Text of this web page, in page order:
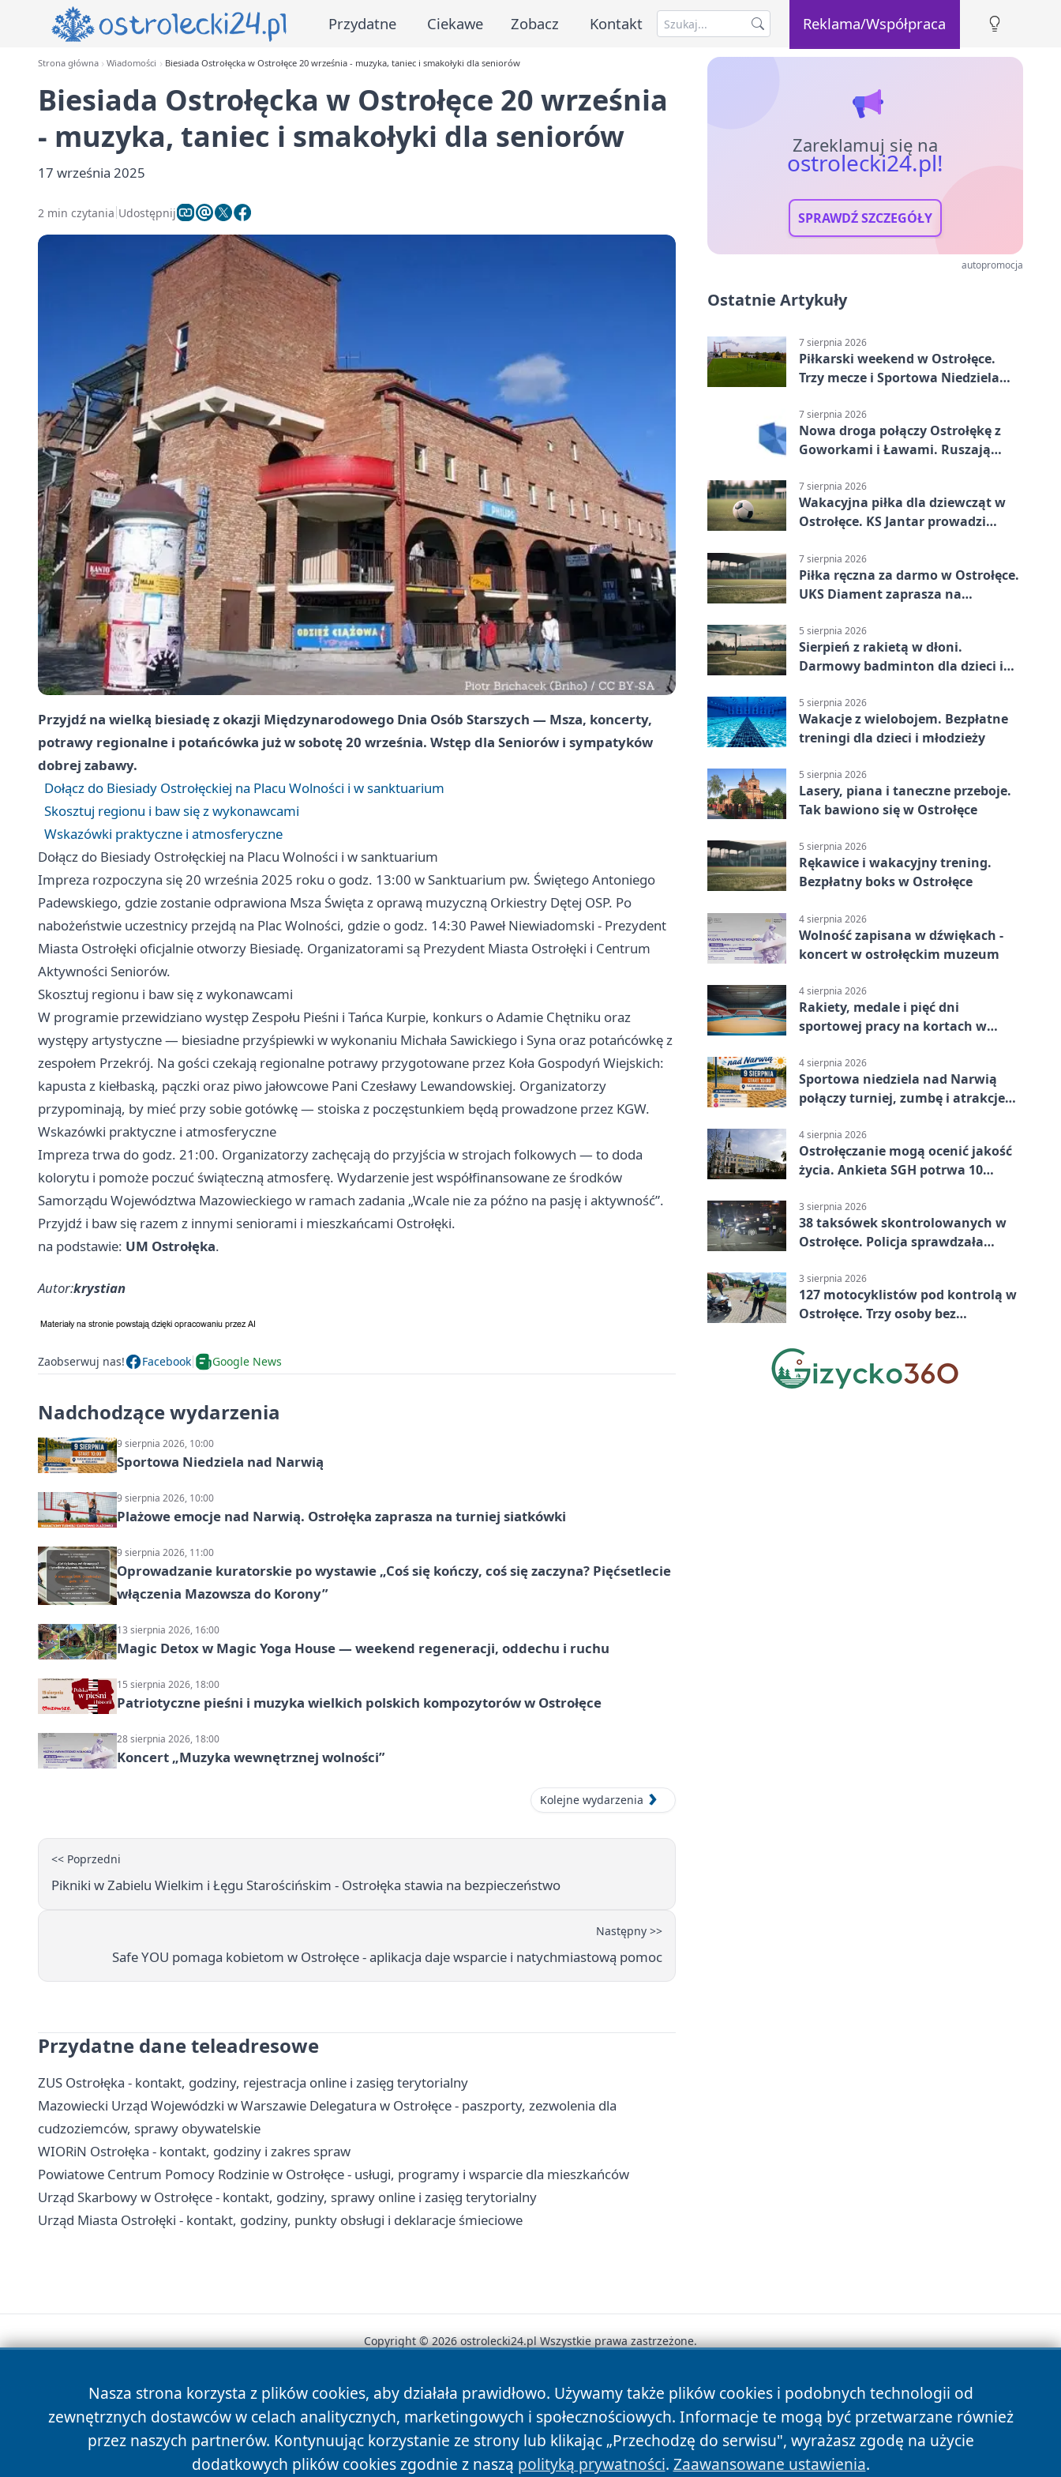
Przydatne Ciekawe Zobacz Kontakt Reklama/Współpraca
Strona główna Wiadomości Biesiada Ostrołęcka w Ostrołęce 20 września - muzyka, taniec i smakołyki dla seniorów
Biesiada Ostrołęcka w Ostrołęce 20 września
- muzyka, taniec i smakołyki dla seniorów
17 września 2025
2 min czytania Udostępnij
Przyjdź na wielką biesiadę z okazji Międzynarodowego Dnia Osób Starszych — Msza, koncerty,
potrawy regionalne i potańcówka już w sobotę 20 września. Wstęp dla Seniorów i sympatyków
dobrej zabawy.
Dołącz do Biesiady Ostrołęckiej na Placu Wolności i w sanktuarium
Skosztuj regionu i baw się z wykonawcami
Wskazówki praktyczne i atmosferyczne
Dołącz do Biesiady Ostrołęckiej na Placu Wolności i w sanktuarium
Impreza rozpoczyna się 20 września 2025 roku o godz. 13:00 w Sanktuarium pw. Świętego Antoniego
Padewskiego, gdzie zostanie odprawiona Msza Święta z oprawą muzyczną Orkiestry Dętej OSP. Po
nabożeństwie uczestnicy przejdą na Plac Wolności, gdzie o godz. 14:30 Paweł Niewiadomski - Prezydent
Miasta Ostrołęki oficjalnie otworzy Biesiadę. Organizatorami są Prezydent Miasta Ostrołęki i Centrum
Aktywności Seniorów.
Skosztuj regionu i baw się z wykonawcami
W programie przewidziano występ Zespołu Pieśni i Tańca Kurpie, konkurs o Adamie Chętniku oraz
występy artystyczne — biesiadne przyśpiewki w wykonaniu Michała Sawickiego i Syna oraz potańcówkę z
zespołem Przekrój. Na gości czekają regionalne potrawy przygotowane przez Koła Gospodyń Wiejskich:
kapusta z kiełbaską, pączki oraz piwo jałowcowe Pani Czesławy Lewandowskiej. Organizatorzy
przypominają, by mieć przy sobie gotówkę — stoiska z poczęstunkiem będą prowadzone przez KGW.
Wskazówki praktyczne i atmosferyczne
Impreza trwa do godz. 21:00. Organizatorzy zachęcają do przyjścia w strojach folkowych — to doda
kolorytu i pomoże poczuć świąteczną atmosferę. Wydarzenie jest współfinansowane ze środków
Samorządu Województwa Mazowieckiego w ramach zadania „Wcale nie za późno na pasję i aktywność”.
Przyjdź i baw się razem z innymi seniorami i mieszkańcami Ostrołęki.
na podstawie: UM Ostrołęka.
Autor:krystian
Zaobserwuj nas! Facebook Google News
Nadchodzące wydarzenia
9 sierpnia 2026, 10:00
Sportowa Niedziela nad Narwią
9 sierpnia 2026, 10:00
Plażowe emocje nad Narwią. Ostrołęka zaprasza na turniej siatkówki
9 sierpnia 2026, 11:00
Oprowadzanie kuratorskie po wystawie „Coś się kończy, coś się zaczyna? Pięćsetlecie
włączenia Mazowsza do Korony”
13 sierpnia 2026, 16:00
Magic Detox w Magic Yoga House — weekend regeneracji, oddechu i ruchu
15 sierpnia 2026, 18:00
Patriotyczne pieśni i muzyka wielkich polskich kompozytorów w Ostrołęce
28 sierpnia 2026, 18:00
Koncert „Muzyka wewnętrznej wolności”
Kolejne wydarzenia
<< Poprzedni
Pikniki w Zabielu Wielkim i Łęgu Starościńskim - Ostrołęka stawia na bezpieczeństwo
Następny >>
Safe YOU pomaga kobietom w Ostrołęce - aplikacja daje wsparcie i natychmiastową pomoc
Przydatne dane teleadresowe
ZUS Ostrołęka - kontakt, godziny, rejestracja online i zasięg terytorialny
Mazowiecki Urząd Wojewódzki w Warszawie Delegatura w Ostrołęce - paszporty, zezwolenia dla
cudzoziemców, sprawy obywatelskie
WIORiN Ostrołęka - kontakt, godziny i zakres spraw
Powiatowe Centrum Pomocy Rodzinie w Ostrołęce - usługi, programy i wsparcie dla mieszkańców
Urząd Skarbowy w Ostrołęce - kontakt, godziny, sprawy online i zasięg terytorialny
Urząd Miasta Ostrołęki - kontakt, godziny, punkty obsługi i deklaracje śmieciowe
Zareklamuj się na
ostrolecki24.pl!
SPRAWDŹ SZCZEGÓŁY
autopromocja
Ostatnie Artykuły
7 sierpnia 2026
Piłkarski weekend w Ostrołęce.
Trzy mecze i Sportowa Niedziela
7 sierpnia 2026
Nowa droga połączy Ostrołękę z
Goworkami i Ławami. Ruszają
7 sierpnia 2026
Wakacyjna piłka dla dziewcząt w
Ostrołęce. KS Jantar prowadzi
7 sierpnia 2026
Piłka ręczna za darmo w Ostrołęce.
UKS Diament zaprasza na
5 sierpnia 2026
Sierpień z rakietą w dłoni.
Darmowy badminton dla dzieci i
5 sierpnia 2026
Wakacje z wielobojem. Bezpłatne
treningi dla dzieci i młodzieży
5 sierpnia 2026
Lasery, piana i taneczne przeboje.
Tak bawiono się w Ostrołęce
5 sierpnia 2026
Rękawice i wakacyjny trening.
Bezpłatny boks w Ostrołęce
4 sierpnia 2026
Wolność zapisana w dźwiękach -
koncert w ostrołęckim muzeum
4 sierpnia 2026
Rakiety, medale i pięć dni
sportowej pracy na kortach w
4 sierpnia 2026
Sportowa niedziela nad Narwią
połączy turniej, zumbę i atrakcje
4 sierpnia 2026
Ostrołęczanie mogą ocenić jakość
życia. Ankieta SGH potrwa 10
3 sierpnia 2026
38 taksówek skontrolowanych w
Ostrołęce. Policja sprawdzała
3 sierpnia 2026
127 motocyklistów pod kontrolą w
Ostrołęce. Trzy osoby bez
Nasza strona korzysta z plików cookies, aby działała prawidłowo. Używamy także plików cookies i podobnych technologii od
zewnętrznych dostawców w celach analitycznych, marketingowych i społecznościowych. Informacje te mogą być przetwarzane również
przez naszych partnerów. Kontynuując korzystanie ze strony lub klikając „Przechodzę do serwisu", wyrażasz zgodę na użycie
dodatkowych plików cookies zgodnie z naszą polityką prywatności. Zaawansowane ustawienia.
Copyright © 2026 ostrolecki24.pl Wszystkie prawa zastrzeżone.
News Autorzy Polityka Prywatności Polityka Cookies